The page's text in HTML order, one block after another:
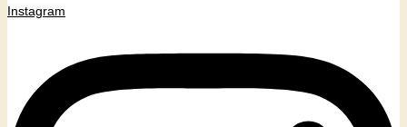
Instagram